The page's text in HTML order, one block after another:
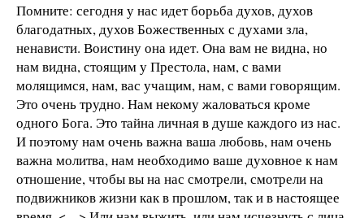
Помните: сегодня у нас идет борьба духов, духов
благодатных, духов Божественных с духами зла,
ненависти. Воистину она идет. Она вам не видна, но
нам видна, стоящим у Престола, нам, с вами
молящимся, нам, вас учащим, нам, с вами говорящим.
Это очень трудно. Нам некому жаловаться кроме
одного Бога. Это тайна личная в душе каждого из нас.
И поэтому нам очень важна ваша любовь, нам очень
важна молитва, нам необходимо ваше духовное к нам
отношение, чтобы вы на нас смотрели, смотрели на
подвижников жизни как в прошлом, так и в настоящее